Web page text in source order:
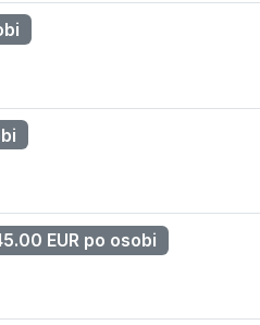
EUR po osobi